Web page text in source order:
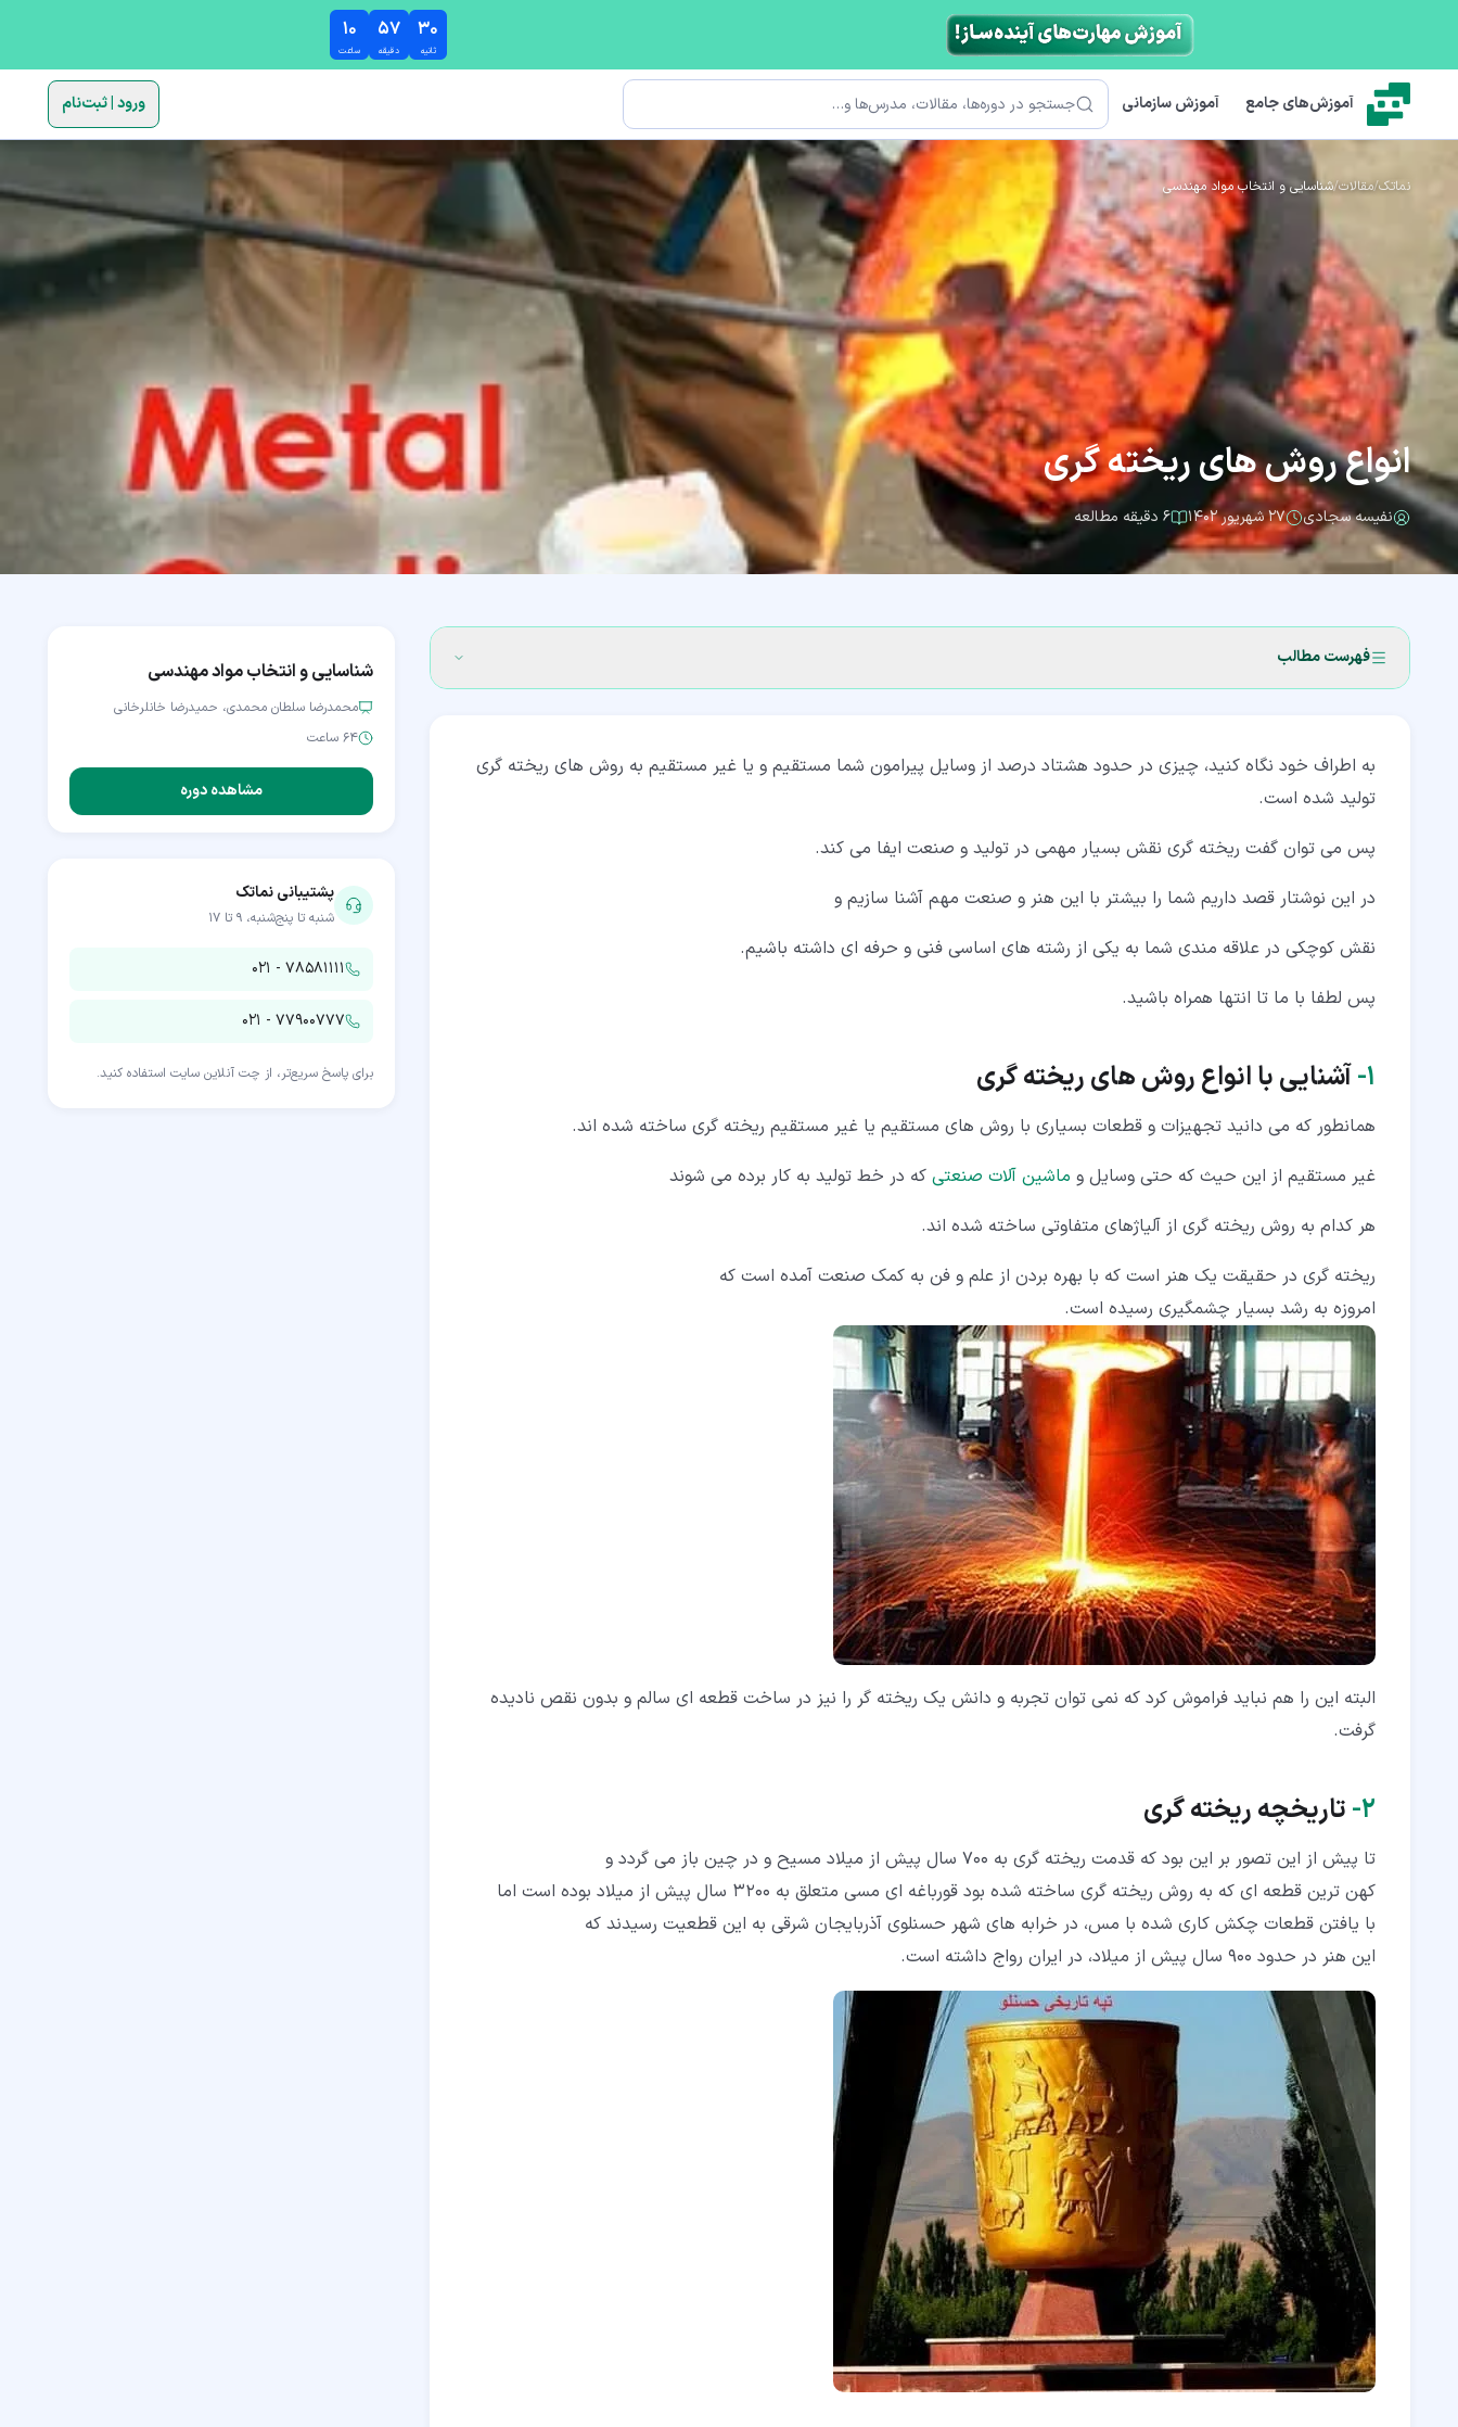
۱۰
ساعت
۵۷
دقیقه
۲۹
ثانیه
آموزش‌های جامع آموزش سازمانی جستجو ورود | ثبت‌نام
نماتک/مقالات/شناسایی و انتخاب مواد مهندسی
انواع روش های ریخته گری
نفیسه سجادی ۲۷ شهریور ۱۴۰۲ ۶ دقیقه مطالعه
فهرست مطالب
۲‏- تاریخچه ریخته گری
۳‏-‏۱‏- فرآیند ریخته گری
۴‏- روش های ریخته گری
۴‏-‏۱‏- ریخته گری تحت فشار (دایکست) سریع ترین نوع از روش های ریخته گری
۴‏-‏۴‏- ریخته گری در قالب گچی (Plaster mold casting)
۴‏-‏۵‏- ریخته گری ثقلی (ریژه) از انواع روش های ریخته گری صنعتی
به اطراف خود نگاه کنید، چیزی در حدود هشتاد درصد از وسایل پیرامون شما مستقیم و یا غیر مستقیم به روش های ریخته گری
تولید شده است.
پس می توان گفت ریخته گری نقش بسیار مهمی در تولید و صنعت ایفا می کند.
در این نوشتار قصد داریم شما را بیشتر با این هنر و صنعت مهم آشنا سازیم و
نقش کوچکی در علاقه مندی شما به یکی از رشته های اساسی فنی و حرفه ای داشته باشیم.
پس لطفا با ما تا انتها همراه باشید.
۱‏- آشنایی با انواع روش های ریخته گری
همانطور که می دانید تجهیزات و قطعات بسیاری با روش های مستقیم یا غیر مستقیم ریخته گری ساخته شده اند.
غیر مستقیم از این حیث که حتی وسایل و ماشین آلات صنعتی که در خط تولید به کار برده می شوند
هر کدام به روش ریخته گری از آلیاژهای متفاوتی ساخته شده اند.
ریخته گری در حقیقت یک هنر است که با بهره بردن از علم و فن به کمک صنعت آمده است که
امروزه به رشد بسیار چشمگیری رسیده است.
البته این را هم نباید فراموش کرد که نمی توان تجربه و دانش یک ریخته گر را نیز در ساخت قطعه ای سالم و بدون نقص نادیده
گرفت.
۲‏- تاریخچه ریخته گری
تا پیش از این تصور بر این بود که قدمت ریخته گری به 700 سال پیش از میلاد مسیح و در چین باز می گردد و
کهن ترین قطعه ای که به روش ریخته گری ساخته شده بود قورباغه ای مسی متعلق به 3200 سال پیش از میلاد بوده است اما
با یافتن قطعات چکش کاری شده با مس، در خرابه های شهر حسنلوی آذربایجان شرقی به این قطعیت رسیدند که
این هنر در حدود 900 سال پیش از میلاد، در ایران رواج داشته است.
شناسایی و انتخاب مواد مهندسی
محمدرضا سلطان محمدی، حمیدرضا خانلرخانی
۶۴ ساعت
مشاهده دوره
پشتیبانی نماتک
شنبه تا پنج‌شنبه، ۹ تا ۱۷
۰۲۱ - ۷۸۵۸۱۱۱۱
۰۲۱ - ۷۷۹۰۰۷۷۷
برای پاسخ سریع‌تر، از چت آنلاین سایت استفاده کنید.